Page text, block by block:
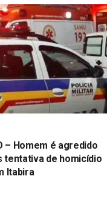
– Homem é agredido
tentativa de homicídio
Itabira